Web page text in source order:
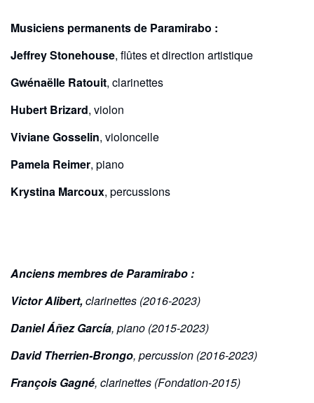
Musiciens permanents de Paramirabo :
Jeffrey Stonehouse, flûtes et direction artistique
Gwénaëlle Ratouit, clarinettes
Hubert Brizard, violon
Viviane Gosselin, violoncelle
Pamela Reimer, piano
Krystina Marcoux, percussions
Anciens membres de Paramirabo :
Victor Alibert,clarinettes (2016-2023)
Daniel Áñez García, piano (2015-2023)
David Therrien-Brongo, percussion (2016-2023)
François Gagné, clarinettes (Fondation-2015)